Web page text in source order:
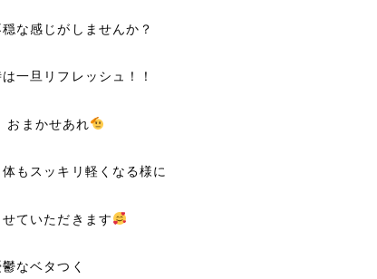
な感じがしませんか？
一旦リフレッシュ！！
おまかせあれ
もスッキリ軽くなる様に
ていただきます
なベタつく